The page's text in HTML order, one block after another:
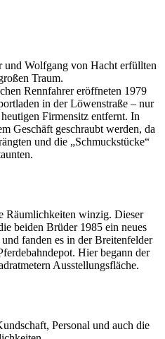
Wolfgang von Hacht erfüllten
Traum.
Rennfahrer eröffneten 1979
in der Löwenstraße – nur
Firmensitz entfernt. In
Geschäft geschraubt werden, da
und die „Schmuckstücke“
Räumlichkeiten winzig. Dieser
beiden Brüder 1985 ein neues
fanden es in der Breitenfelder
Hier begann der
Ausstellungsfläche.
Personal und auch die